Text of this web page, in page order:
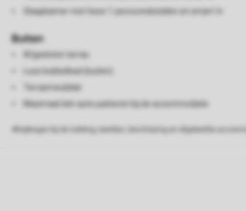
Slaapkamer met twee 1-persoonsbedden en smart-tv
Buiten
Afgesloten terras
Luxe bubbelbad (buiten)
Terrasmeubilair
Maximaal één auto parkeren bij de accommodatie